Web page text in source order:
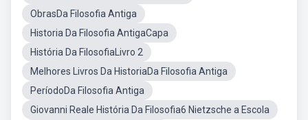
ObrasDa Filosofia Antiga
Historia Da Filosofia AntigaCapa
História Da FilosofiaLivro 2
Melhores Livros Da HistoriaDa Filosofia Antiga
PeríodoDa Filosofia Antiga
Giovanni Reale História Da Filosofia6 Nietzsche a Escola